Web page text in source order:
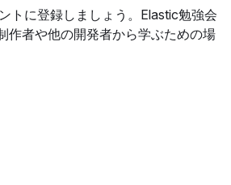
トに登録しましょう。Elastic勉強会
作者や他の開発者から学ぶための場